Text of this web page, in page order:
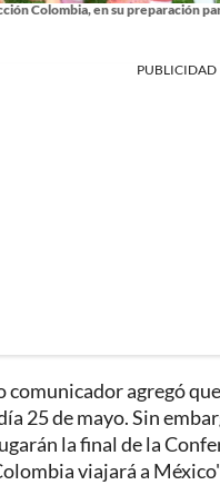
Colombia, en su preparación
PUBLICIDAD
comunicador agregó
25 de mayo. Sin
la final de la
viajará a